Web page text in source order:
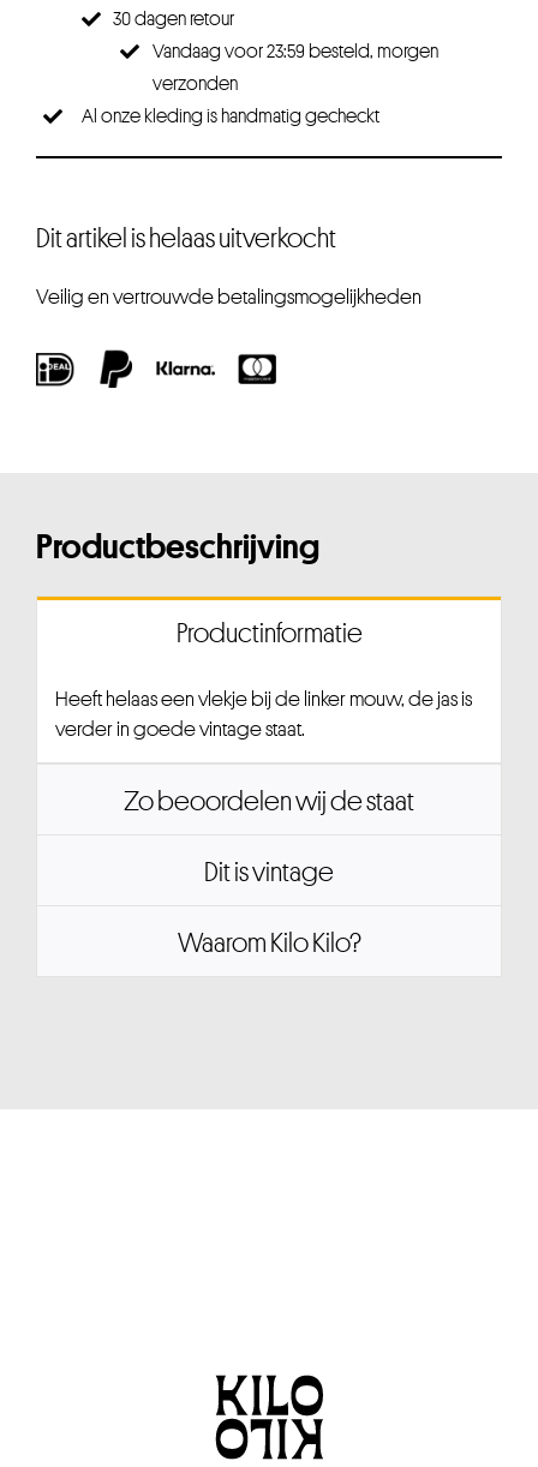
30 dagen retour
Vandaag voor 23:59 besteld, morgen
verzonden
Al onze kleding is handmatig gecheckt
Dit artikel is helaas uitverkocht
Veilig en vertrouwde betalingsmogelijkheden
Productbeschrijving
Productinformatie
Heeft helaas een vlekje bij de linker mouw, de jas is
verder in goede vintage staat.
Zo beoordelen wij de staat
Dit is vintage
Waarom Kilo Kilo?